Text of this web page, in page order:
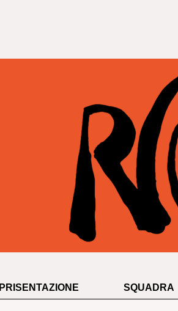
PRISENTAZIONE SQUADRA